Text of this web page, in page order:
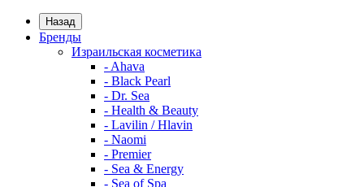
Назад
Бренды
Израильская косметика
- Ahava
- Black Pearl
- Dr. Sea
- Health & Beauty
- Lavilin / Hlavin
- Naomi
- Premier
- Sea & Energy
- Sea of Spa